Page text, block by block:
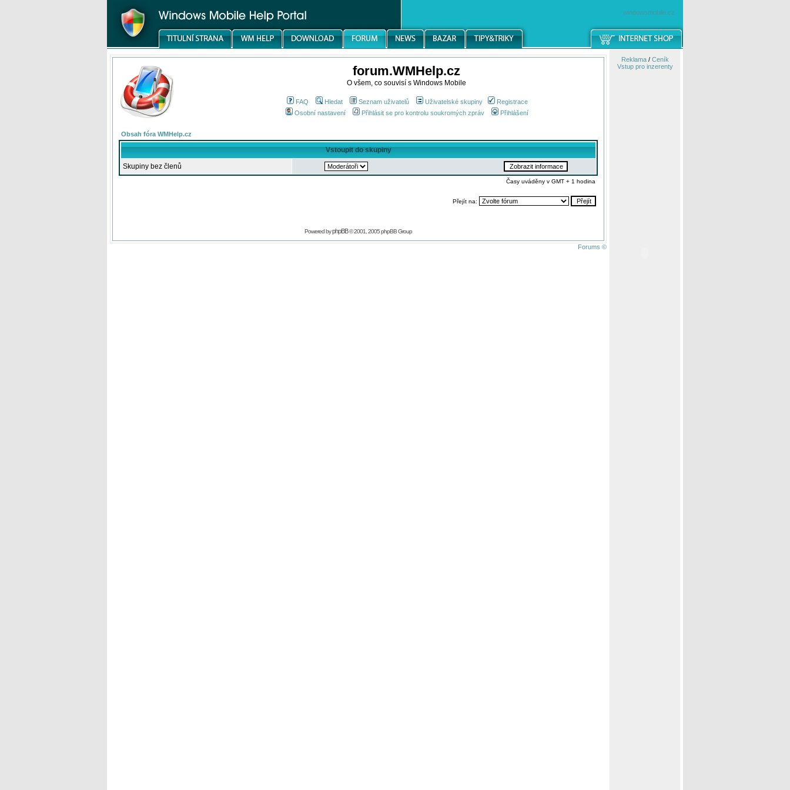
windowsmobile.cz
forum.WMHelp.cz
O všem, co souvisí s Windows Mobile
FAQ Hledat Seznam uživatelů Uživatelské skupiny
Registrace
Osobní nastavení
Přihlásit se pro kontrolu soukromých zpráv Přihlášení
Obsah fóra WMHelp.cz
Vstoupit do skupiny
Skupiny bez členů
Časy uváděny v GMT + 1 hodina
Přejít na:
Powered byphpBB© 2001, 2005 phpBB Group
Forums ©
Reklama/ Ceník
Vstup pro inzerenty